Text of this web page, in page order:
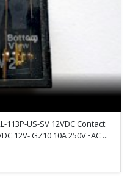
US-SV 12VDC Contact:
12V- GZ10 10A 250V~AC ...